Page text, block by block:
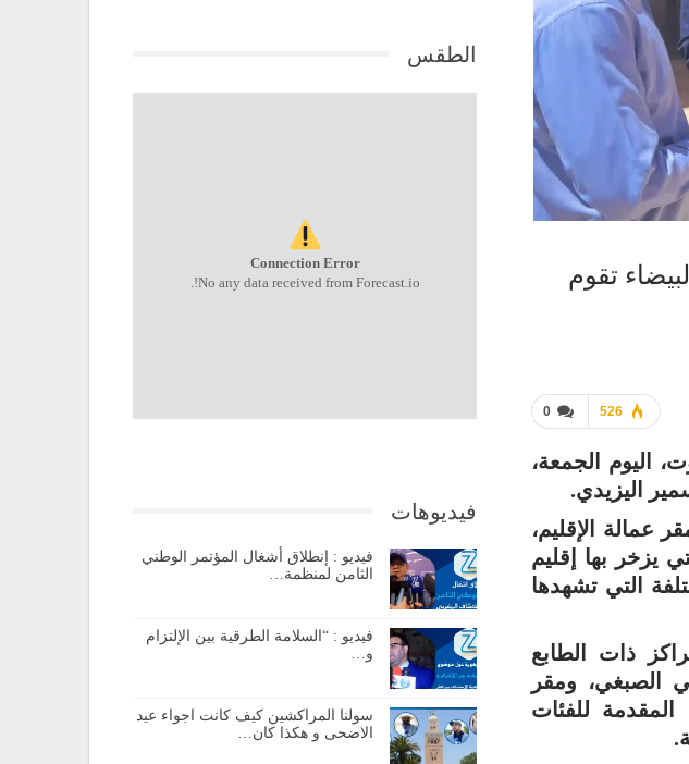
تقوم
0 526
اليوم الجمعة،
اليزيدي.
عمالة الإقليم،
يزخر بها إقليم
التي تشهدها
ذات الطابع
الصبغي، ومقر
للفئات
الطقس
Connection Error
No any data received from Forecast.io!.
فيديوهات
فيديو : إنطلاق أشغال المؤتمر الوطني
الثامن لمنظمة…
فيديو : “السلامة الطرقية بين الإلتزام
و…
سولنا المراكشين كيف كانت اجواء عيد
الاضحى و هكذا كان…